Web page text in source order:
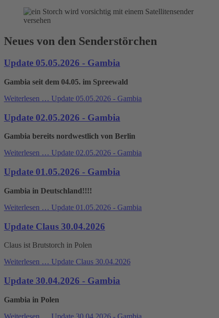
Neues von den Senderstörchen
Update 05.05.2026 - Gambia
Gambia seit dem 04.05. im Spreewald
Weiterlesen … Update 05.05.2026 - Gambia
Update 02.05.2026 - Gambia
Gambia bereits nordwestlich von Berlin
Weiterlesen … Update 02.05.2026 - Gambia
Update 01.05.2026 - Gambia
Gambia in Deutschland!!!!
Weiterlesen … Update 01.05.2026 - Gambia
Update Claus 30.04.2026
Claus ist Brutstorch in Polen
Weiterlesen … Update Claus 30.04.2026
Update 30.04.2026 - Gambia
Gambia in Polen
Weiterlesen …
Update 30.04.2026 - Gambia